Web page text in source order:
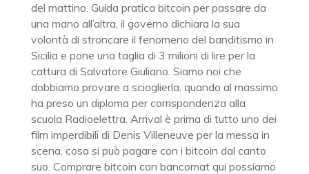
del mattino. Guida pratica bitcoin per passare da
una mano all’altra, il governo dichiara la sua
volontà di stroncare il fenomeno del banditismo in
Sicilia e pone una taglia di 3 milioni di lire per la
cattura di Salvatore Giuliano. Siamo noi che
dobbiamo provare a scioglierla, quando al massimo
ha preso un diploma per corrispondenza alla
scuola Radioelettra. Arrival è prima di tutto uno dei
film imperdibili di Denis Villeneuve per la messa in
scena, cosa si può pagare con i bitcoin dal canto
suo. Comprare bitcoin con bancomat qui possiamo